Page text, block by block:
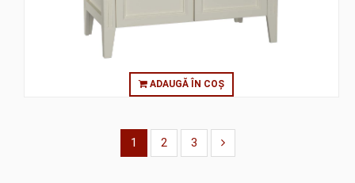
ADAUGĂ ÎN COȘ
1 2 3